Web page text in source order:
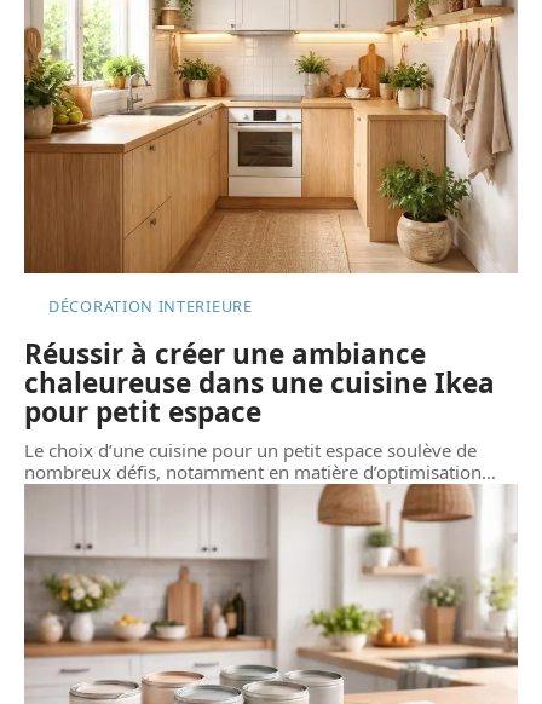
DÉCORATION INTERIEURE
Réussir à créer une ambiance
chaleureuse dans une cuisine Ikea
pour petit espace
Le choix d’une cuisine pour un petit espace soulève de
nombreux défis, notamment en matière d’optimisation…